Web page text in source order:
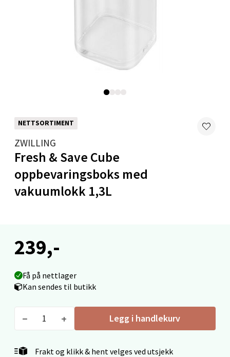
NETTSORTIMENT
ZWILLING
Fresh & Save Cube
oppbevaringsboks med
vakuumlokk 1,3L
239,-
Få på nettlager
Kan sendes til butikk
Legg i handlekurv
Frakt og klikk & hent velges ved utsjekk
Mandal - Alti Mandal
Skarvøyveien 55, 4517 Mandal
Mo i Rana - Thon Senter Mo i Rana
Fridtjof Nansensgate 22, 8622 Mo i Rana
Langelandsvegen 25, 6010 Ålesund
Åpent i dag 10-20
0 i butikk